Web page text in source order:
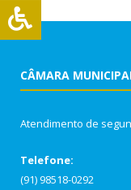
CÂMARA
Atendimento de
Telefone:
(91) 98518-0292